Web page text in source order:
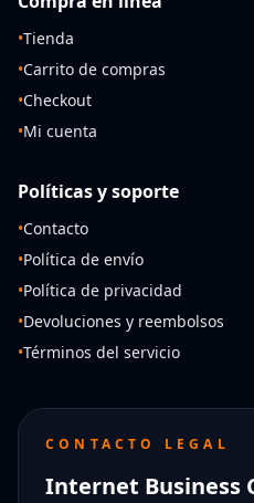
•Tienda
•Carrito de compras
•Checkout
•Mi cuenta
Políticas y soporte
•Contacto
•Política de envío
•Política de privacidad
•Devoluciones y reembolsos
•Términos del servicio
CONTACTO LEGAL
Internet Business